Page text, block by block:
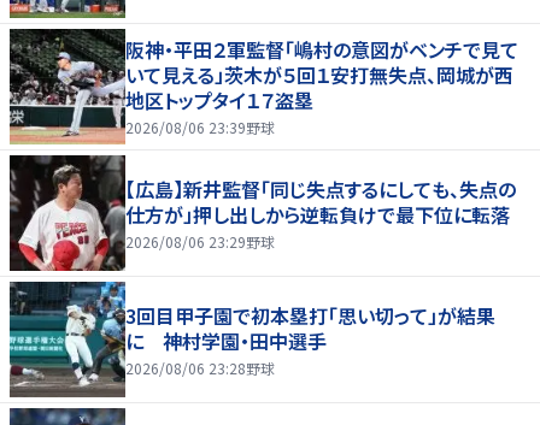
阪神・平田２軍監督「嶋村の意図がベンチで見て
いて見える」茨木が５回１安打無失点、岡城が西
地区トップタイ１７盗塁
2026/08/06 23:39野球
【広島】新井監督「同じ失点するにしても、失点の
仕方が」押し出しから逆転負けで最下位に転落
2026/08/06 23:29野球
3回目甲子園で初本塁打「思い切って」が結果
に 神村学園・田中選手
2026/08/06 23:28野球